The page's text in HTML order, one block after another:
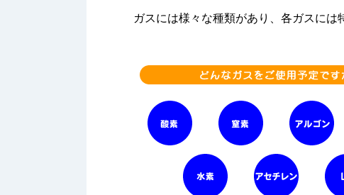
ガスには様々な種類があり、各ガスには